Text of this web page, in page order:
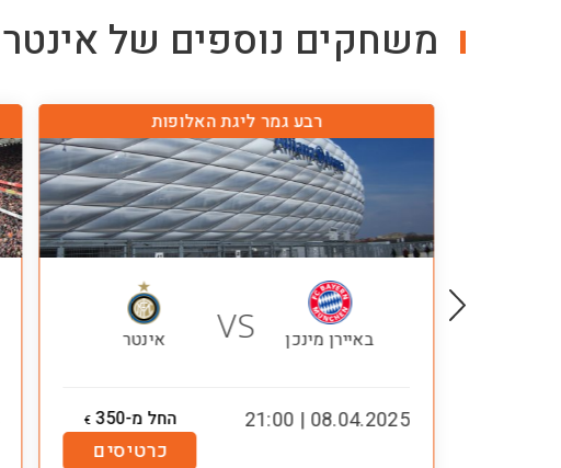
משחקים נוספים של אינטר
רבע גמר ליגת האלופות
באיירן מינכן VS אינטר
08.04.2025 | 21:00 החל מ-350 €
כרטיסים